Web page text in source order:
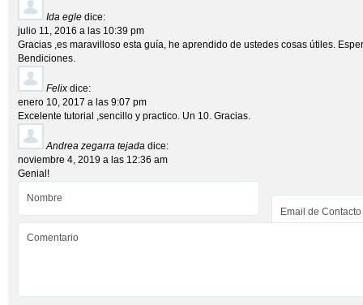
Ida egle dice:
julio 11, 2016 a las 10:39 pm
Gracias ,es maravilloso esta guía, he aprendido de ustedes cosas útiles.
Bendiciones.
Felix dice:
enero 10, 2017 a las 9:07 pm
Excelente tutorial ,sencillo y practico. Un 10. Gracias.
Andrea zegarra tejada dice:
noviembre 4, 2019 a las 12:36 am
Genial!